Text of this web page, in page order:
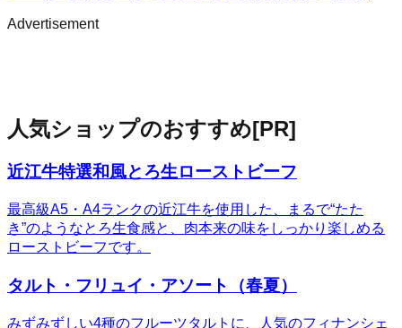
Advertisement
人気ショップのおすすめ[PR]
近江牛特選和風とろ生ローストビーフ
最高級A5・A4ランクの近江牛を使用した、まるで“たた
き”のようなとろ生食感と、肉本来の味をしっかり楽しめる
ローストビーフです。
タルト・フリュイ・アソート（春夏）
みずみずしい4種のフルーツタルトに、人気のフィナンシェ